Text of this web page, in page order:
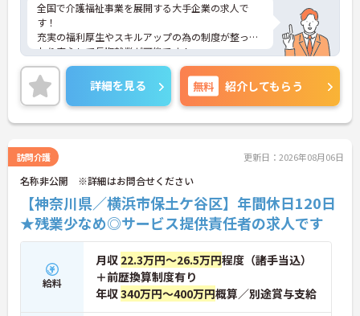
全国で介護福祉事業を展開する大手企業の求人で
す！
充実の福利厚生やスキルアップの為の制度が整って
おり安心して長期就業が可能です！
ご興味ある方には、面接のポイントなど、さらに詳
細をお話致しますのでお気軽にご相談ください。
詳細を見る 無料 紹介してもらう
訪問介護 更新日：2026年08月06日
名称非公開 ※詳細はお問合せください
【神奈川県／横浜市保土ケ谷区】年間休日120日
★残業少なめ◎サービス提供責任者の求人です
給料
月収 22.3万円～26.5万円程度（諸手当込）
＋前歴換算制度有り
年収340万円～400万円概算／別途賞与支給